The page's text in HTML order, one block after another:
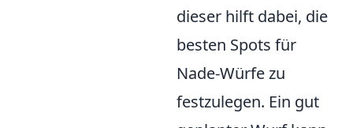
dieser hilft dabei, die
besten Spots für
Nade-Würfe zu
festzulegen. Ein gut